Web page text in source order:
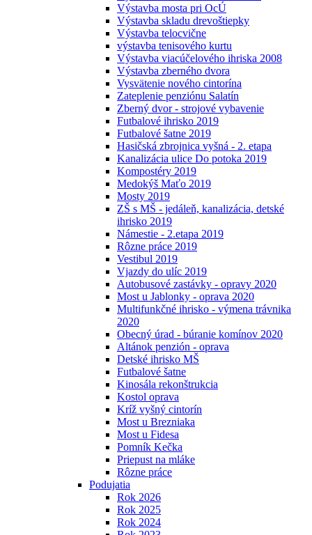
Výstavba mosta pri OcÚ
Výstavba skladu drevoštiepky
Výstavba telocvične
výstavba tenisového kurtu
Výstavba viacúčelového ihriska 2008
Výstavba zberného dvora
Vysvätenie nového cintorína
Zateplenie penziónu Salatín
Zberný dvor - strojové vybavenie
Futbalové ihrisko 2019
Futbalové šatne 2019
Hasičská zbrojnica vyšná - 2. etapa
Kanalizácia ulice Do potoka 2019
Kompostéry 2019
Medokýš Maťo 2019
Mosty 2019
ZŠ s MŠ - jedáleň, kanalizácia, detské
ihrisko 2019
Námestie - 2.etapa 2019
Rôzne práce 2019
Vestibul 2019
Vjazdy do ulíc 2019
Autobusové zastávky - opravy 2020
Most u Jablonky - oprava 2020
Multifunkčné ihrisko - výmena trávnika
2020
Obecný úrad - búranie komínov 2020
Altánok penzión - oprava
Detské ihrisko MŠ
Futbalové šatne
Kinosála rekonštrukcia
Kostol oprava
Kríž vyšný cintorín
Most u Brezniaka
Most u Fidesa
Pomník Kečka
Priepust na mláke
Rôzne práce
Podujatia
Rok 2026
Rok 2025
Rok 2024